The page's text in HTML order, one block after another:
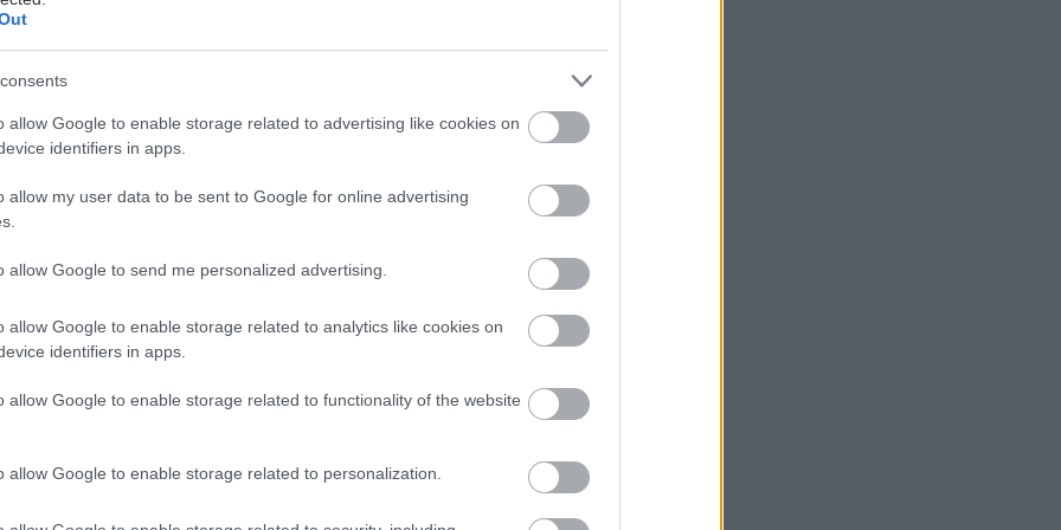
allow Google to enable storage related to advertising like cookies on
identifiers in apps.
allow my user data to be sent to Google for online advertising
allow Google to send me personalized advertising.
allow Google to enable storage related to analytics like cookies on
identifiers in apps.
allow Google to enable storage related to functionality of the website
allow Google to enable storage related to personalization.
είχε υποσχεθεί να κυβερνήσει η Νέα Δημοκρατία.
ευαγγελιζόταν ο Κώστας Σημίτης επί των ημερών του.
το λάβαρο του νέου ΠΑΣΟΚ, που ξεκίνησε με φόρα, για να
χρέος που δημιούργησαν όλοι μαζί. Πόσο σεμνό και
να προλαβαίνεις να φορτωθείς με πάνω από 400(!) σκάνδαλα σε
εκσυγχρονιστικές είναι οι χρηματιστηριακές φούσκες και τα
οι κρυφές δανειακές συμβάσεις;